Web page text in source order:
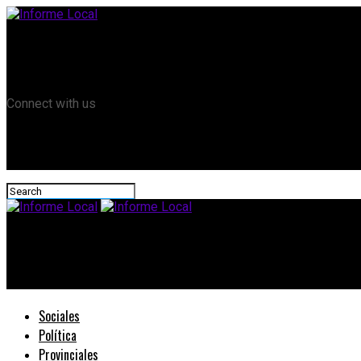
Connect with us
Sociales
Política
Provinciales